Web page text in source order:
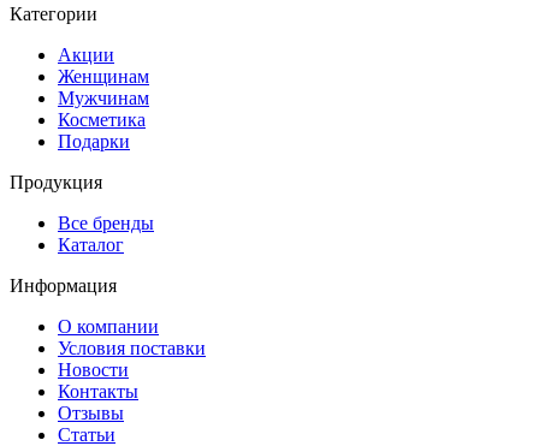
Категории
Акции
Женщинам
Мужчинам
Косметика
Подарки
Продукция
Все бренды
Каталог
Информация
О компании
Условия поставки
Новости
Контакты
Отзывы
Статьи